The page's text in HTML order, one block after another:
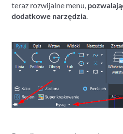
teraz rozwijalne menu,
dodatkowe narzędzia.